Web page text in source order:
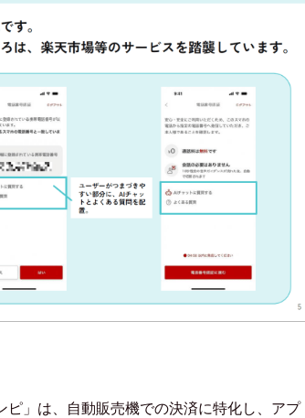
」は、自動販売機での決済に特化し、アプ